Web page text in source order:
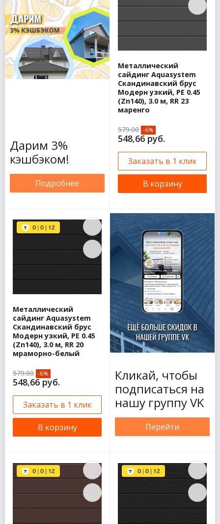
Дарим 3%
кэшбэком!
Подробнее
Металлический
сайдинг Aquasystem
Скандинавский брус
Модерн узкий, PE 0.45
(Zn140), 3.0 м, RR 23
маренго
579.00 -6%
548,66 руб.
Заказать в 1 клик
В корзину
Металлический
сайдинг Aquasystem
Скандинавский брус
Модерн узкий, PE 0.45
(Zn140), 3.0 м, RR 20
мраморно-белый
579.00 -6%
548,66 руб.
Заказать в 1 клик
В корзину
Кликай, чтобы
подписаться на
нашу группу VK
Перейти